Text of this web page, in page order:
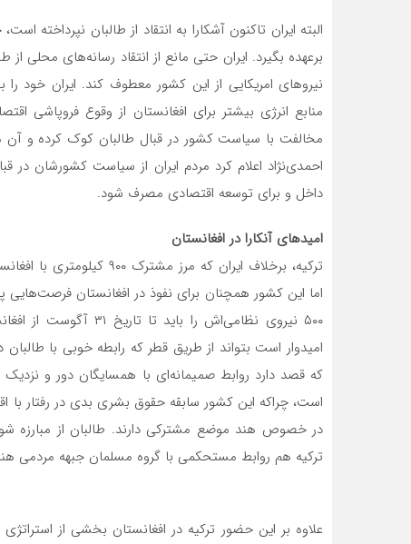
البته ایران تاکنون آشکارا به انتقاد از طالبان
برعهده بگیرد. ایران حتی مانع از انتقاد رسانه‌های محلی
نیروهای امریکایی از این کشور معطوف کند. ایران خود
منابع انرژی بیشتر برای افغانستان از وقوع فروپاشی
مخالفت با سیاست کشور در قبال طالبان کوک کرده و
احمدی‌نژاد اعلام کرد مردم ایران از سیاست کشورشان در
داخل و برای توسعه اقتصادی مصرف شود.
امیدهای آنکارا در افغانستان
ترکیه، برخلاف ایران که
اما این کشور همچنان برای نفوذ در افغانستان فرصت‌هایی
۵۰۰ نیروی نظامی‌اش را
امیدوار است بتواند از طریق قطر که رابطه خوبی با
که قصد دارد روابط صمیمانه‌ای با همسایگان دور و نزدیک
است، چراکه این کشور سابقه حقوق بشری بدی در رفتار با
در خصوص هند موضع مشترکی دارند. طالبان از
ترکیه هم روابط مستحکمی با گروه مسلمان جبهه مردمی
علاوه بر این حضور ترکیه در افغانستان بخشی از